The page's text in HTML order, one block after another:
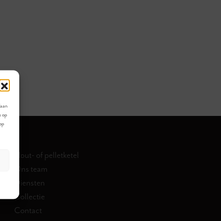
op
Hout- of pelletketel
Ons team
Diensten
Collectie
Contact